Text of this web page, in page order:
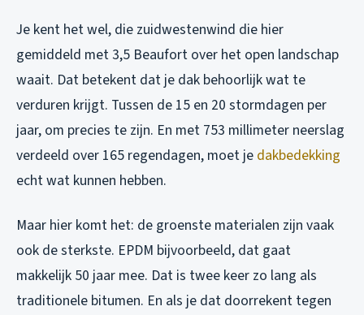
Je kent het wel, die zuidwestenwind die hier
gemiddeld met 3,5 Beaufort over het open landschap
waait. Dat betekent dat je dak behoorlijk wat te
verduren krijgt. Tussen de 15 en 20 stormdagen per
jaar, om precies te zijn. En met 753 millimeter neerslag
verdeeld over 165 regendagen, moet je dakbedekking
echt wat kunnen hebben.
Maar hier komt het: de groenste materialen zijn vaak
ook de sterkste. EPDM bijvoorbeeld, dat gaat
makkelijk 50 jaar mee. Dat is twee keer zo lang als
traditionele bitumen. En als je dat doorrekent tegen